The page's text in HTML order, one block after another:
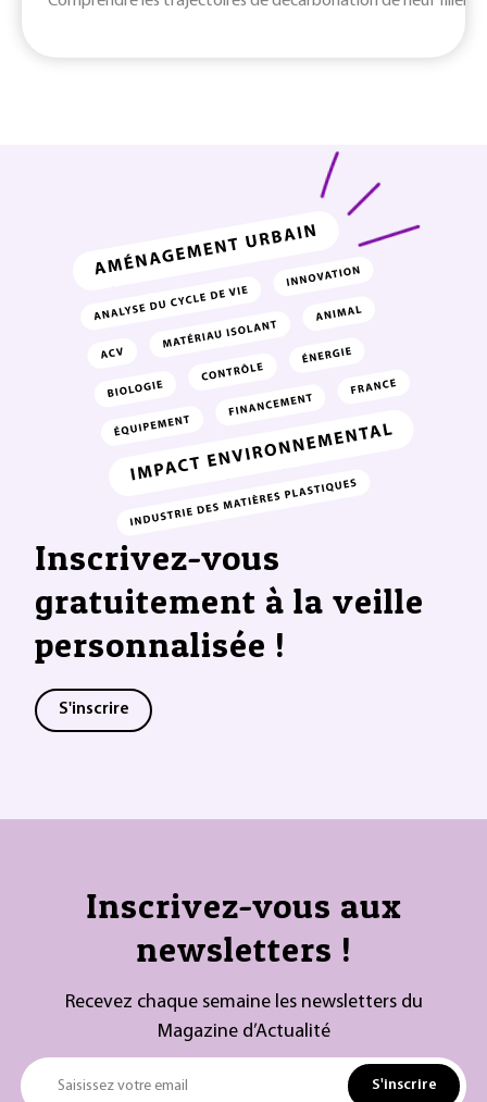
Inscrivez-vous
gratuitement à la veille
personnalisée !
S'inscrire
Inscrivez-vous aux
newsletters !
Recevez chaque semaine les newsletters du
Magazine d’Actualité
Saisissez votre email S'inscrire